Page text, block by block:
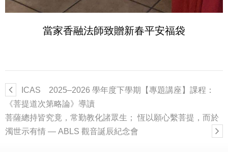
當家香融法師致贈新春平安福袋
ICAS 2025–2026 學年度下學期【專題講座】課程：
《菩提道次第略論》導讀
菩薩總持皆究竟，常勤教化諸眾生； 恆以願心繫菩提，而於
濁世示有情 — ABLS 觀音誕辰紀念會